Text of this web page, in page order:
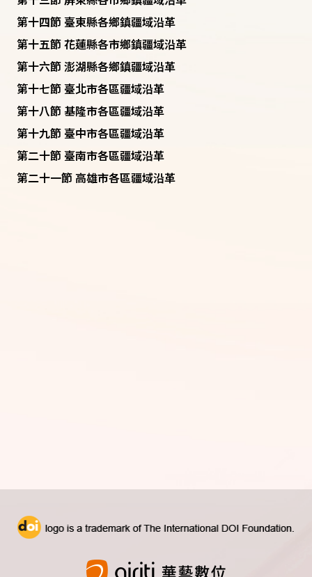
第十四節 臺東縣各鄉鎮疆域沿革
第十五節 花蓮縣各市鄉鎮疆域沿革
第十六節 澎湖縣各鄉鎮疆域沿革
第十七節 臺北市各區疆域沿革
第十八節 基隆市各區疆域沿革
第十九節 臺中市各區疆域沿革
第二十節 臺南市各區疆域沿革
第二十一節 高雄市各區疆域沿革